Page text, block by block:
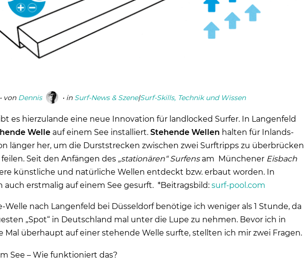
von Dennis • in Surf-News & Szene|Surf-Skills, Technik und Wissen
es hierzulande eine neue Innovation für landlocked Surfer. In Langenfeld
Welleauf einem See installiert. Stehende Wellen halten für Inlands-
länger her, um die Durststrecken zwischen zwei Surftripps zu überbrücken
Seit den Anfängen des „stationären“ Surfensam Münchener Eisbach
künstliche und natürliche Wellen entdeckt bzw. erbaut worden. In
auch erstmalig auf einem See gesurft. *Beitragsbild: surf-pool.com
Welle nach Langenfeld bei Düsseldorf benötige ich weniger als 1 Stunde, da
„Spot“ in Deutschland mal unter die Lupe zu nehmen. Bevor ich in
Mal überhaupt auf einer stehende Welle surfte, stellten ich mir zwei Fragen.
See – Wie funktioniert das?